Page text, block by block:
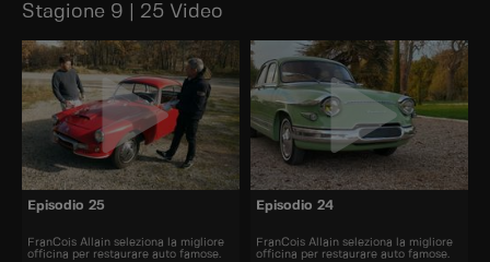
Stagione 9 | 25 Video
Episodio 25
FranCois Allain seleziona la migliore
officina per restaurare auto famose.
Episodio 24
FranCois Allain seleziona la migliore
officina per restaurare auto famose.